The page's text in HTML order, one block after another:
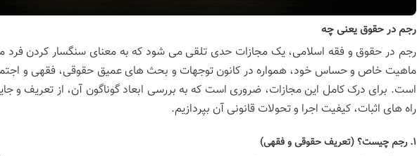
رجم در حقوق یعنی چه
رجم در حقوق و فقه اسلامی، یک مجازات حدی تلقی می شود که به معنای سنگسار کردن فرد
ماهیت خاص و حساس خود، همواره در کانون توجهات و بحث های عمیق حقوقی، فقهی و
است. برای درک کامل این مجازات، ضروری است که به بررسی ابعاد گوناگون آن، از تعریف و
راه های اثبات، کیفیت اجرا و تحولات قانونی آن بپردازیم.
۱. رجم چیست؟ (تعریف حقوقی و فقهی)